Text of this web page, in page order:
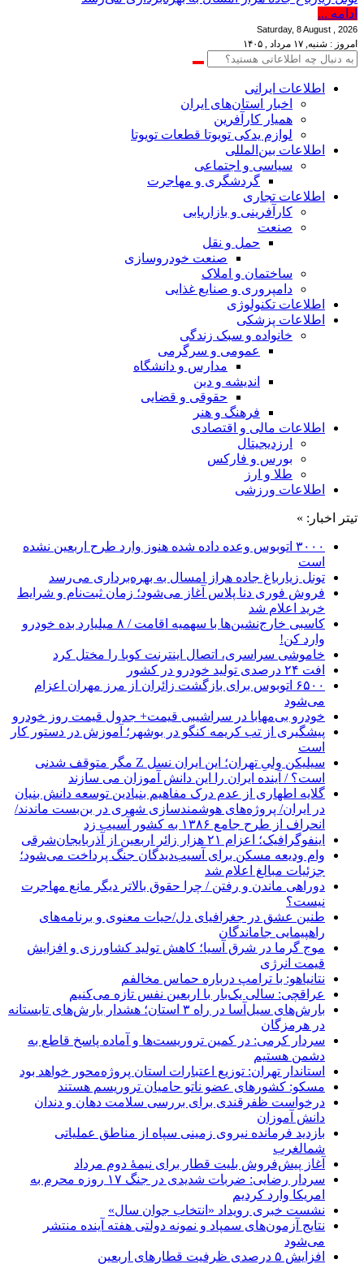
ادامه ...
Saturday, 8 August , 2026
امروز : شنبه, ۱۷ مرداد , ۱۴۰۵
اطلاعات‌ ‎ایرانی
اخبار استان‌های ایران
همیار کارآفرین
لوازم یدکی تویوتا قطعات تویوتا
اطلاعات بین‌المللی
سیاسی و اجتماعی
گردشگری و مهاجرت
اطلاعات تجاری
کارآفرینی و بازاریابی
صنعت
حمل و نقل
صنعت خودروسازی
ساختمان و املاک
دامپروری و صنایع غذایی
اطلاعات تکنولوژی
اطلاعات پزشکی
خانواده و سبک زندگی
عمومی و سرگرمی
مدارس و دانشگاه
اندیشه و دین
حقوقی و قضایی
فرهنگ و هنر
اطلاعات مالی و اقتصادی
ارزدیجیتال
بورس و فارکس
طلا و ارز
اطلاعات ورزشی
تیتر اخبار: »
۳۰۰۰ اتوبوس وعده داده شده هنوز وارد طرح اربعین نشده
است
تونل زیارباغ جاده هراز امسال به بهره‌برداری می‌رسد
فروش فوری دنا پلاس آغاز می‌شود؛ زمان ثبت‌نام و شرایط
خرید اعلام شد
کاسبی خارج‌نشین‌ها با سهمیه اقامت / ۸ میلیارد بده خودرو
وارد کن!
خاموشی سراسری، اتصال اینترنت کوبا را مختل کرد
افت ۲۴ درصدی تولید خودرو در کشور
۶۵۰۰ اتوبوس برای بازگشت زائران از مرز مهران اعزام
می‌شود
خودرو بی‌مهابا در سراشیبی قیمت+ جدول قیمت روز خودرو
پیشگیری از تب کریمه کنگو در بوشهر؛ آموزش در دستور کار
است
سیلیکن ولیِ تهران؛ این ایران نسل Z مگر متوقف شدنی
است؟ / آینده ایران را این دانش آموزان می سازند
گلایه اطهاری از عدم درک مفاهیم بنیادین توسعه دانش بنیان
در ایران/ پروژه‌های هوشمندسازی شهری در بن‌بست ماندند/
انحراف از طرح جامع ۱۳۸۶ به کشور آسیب زد
اینفوگرافیک؛ اعزام ۲۱ هزار زائر اربعین از آذربایجان‌شرقی
وام ودیعه مسکن برای آسیب‌دیدگان جنگ پرداخت می‌شود؛
جزئیات مبالغ اعلام شد
دوراهی ماندن و رفتن / چرا حقوق بالاتر دیگر مانع مهاجرت
نیست؟
طنین عشق در جغرافیای دل/حیات معنوی و برنامه‌های
راهپیمایی جاماندگان
موج گرما در شرق آسیا؛ کاهش تولید کشاورزی و افزایش
قیمت انرژی
نتانیاهو: با ترامپ درباره حماس مخالفم
عراقچی: سالی یک‌بار با اربعین نفس تازه می‌کنیم
بارش‌های سیل‌آسا در راه ۳ استان؛ هشدار بارش‌های تابستانه
در هرمزگان
سردار کرمی: در کمین تروریست‌ها و آماده پاسخ قاطع به
دشمن هستیم
استاندار تهران: توزیع اعتبارات استان پروژه‌محور خواهد بود
مسکو: کشورهای عضو ناتو حامیان تروریسم هستند
درخواست ظفرقندی برای بررسی سلامت دهان و دندان
دانش آموزان
بازدید فرمانده نیروی زمینی سپاه از مناطق عملیاتی
شمالغرب
آغاز پیش‌فروش بلیت قطار برای نیمۀ دوم مرداد
سردار رضایی: ضربات شدیدی در جنگ ۱۷ روزه محرم به
امریکا وارد کردیم
نشست خبری رویداد «انتخاب جوان سال»
نتایج آزمون‌های سمپاد و نمونه دولتی هفته آینده منتشر
می‌شود
افزایش ۵ درصدی ظرفیت قطارهای اربعین